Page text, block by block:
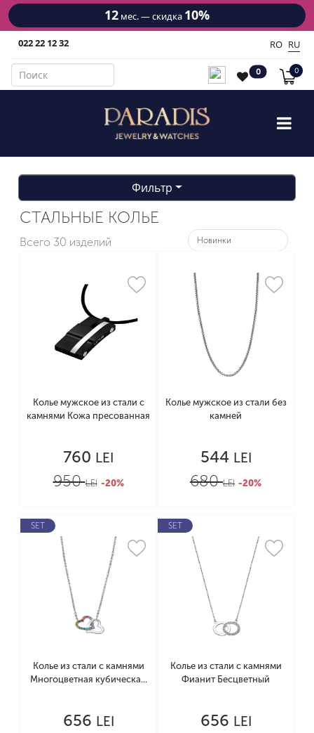
мес. — скидка10%
022 22 12 32 RO RU
0 0
Фильтр
СТАЛЬНЫЕ КОЛЬЕ
Всего 30 изделий
Колье мужское из стали с
камнями Кожа пресованная
760 LEI
950LEI -20%
Колье мужское из стали без
камней
544 LEI
680LEI -20%
SET
Колье из стали с камнями
Многоцветная кубическа...
656 LEI
SET
Колье из стали с камнями
Фианит Бесцветный
656 LEI